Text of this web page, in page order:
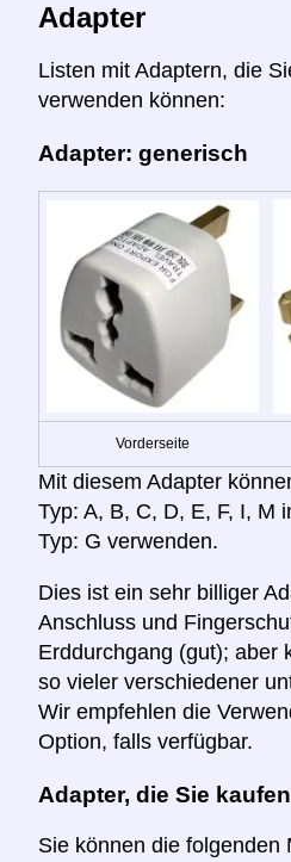
Adapter
Listen mit Adaptern, die
verwenden können:
Adapter: generisch
Vorderseite
Mit diesem Adapter
Typ: A, B, C, D, E, F, I, M
Typ: G verwenden.
Dies ist ein sehr billiger
Anschluss und
Erddurchgang (gut); aber
so vieler verschiedener
Wir empfehlen die
Option, falls verfügbar.
Adapter, die Sie
Sie können die folgenden